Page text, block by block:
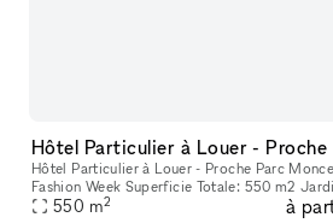
Hôtel Particulier à Louer - Proche Parc
Fashion Week Superficie Totale: 550 m2
550 m2 à